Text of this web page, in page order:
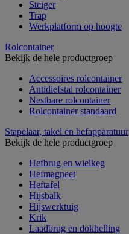
Steiger
Trap
Werkplatform op hoogte
Rolcontainer
Bekijk de hele productgroep
Accessoires rolcontainer
Antidiefstal rolcontainer
Nestbare rolcontainer
Rolcontainer standaard
Stapelaar, takel en hefapparatuur
Bekijk de hele productgroep
Hefbrug en wielkeg
Hefmagneet
Heftafel
Hijsbalk
Hijswerktuig
Krik
Laadbrug en dokhelling